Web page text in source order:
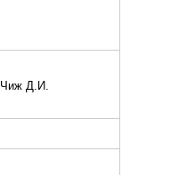
Чиж Д.И.